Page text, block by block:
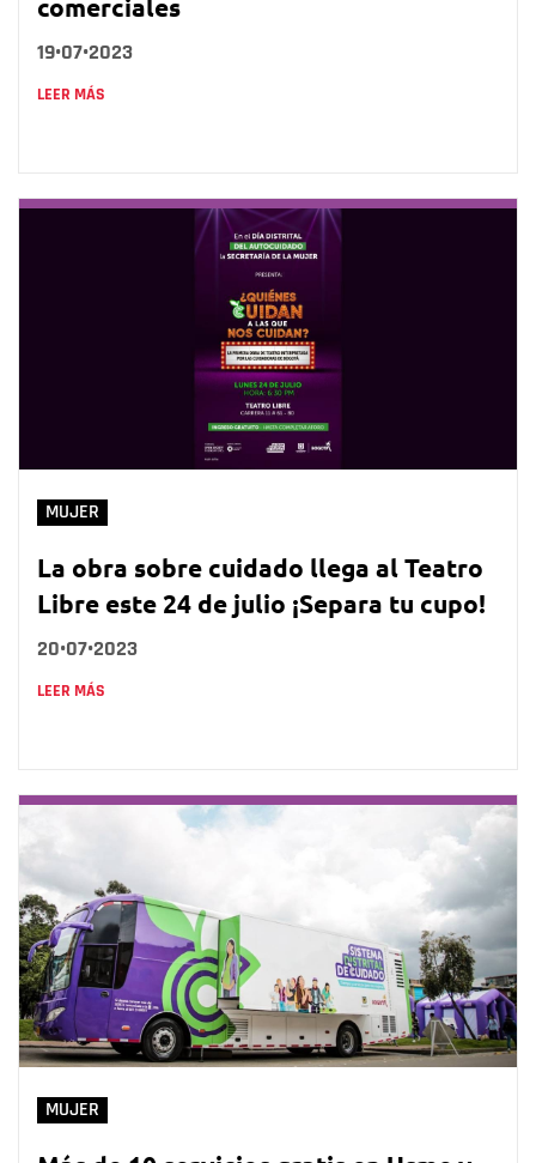
comerciales
19•07•2023
LEER MÁS
MUJER
La obra sobre cuidado llega al Teatro
Libre este 24 de julio ¡Separa tu cupo!
20•07•2023
LEER MÁS
MUJER